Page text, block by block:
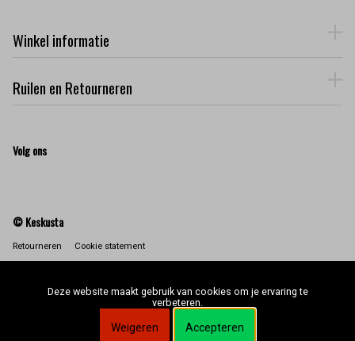
Winkel informatie
Ruilen en Retourneren
Volg ons
© Keskusta
Retourneren Cookie statement
Deze website maakt gebruik van cookies om je ervaring te
verbeteren.
Weigeren Accepteren